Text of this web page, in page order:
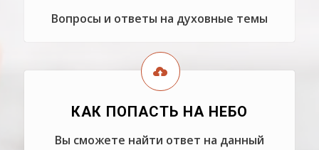
Вопросы и ответы на духовные темы
КАК ПОПАСТЬ НА НЕБО
Вы сможете найти ответ на данный